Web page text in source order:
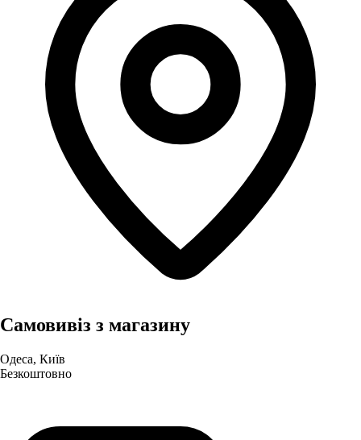
Самовивіз з магазину
Одеса, Київ
Безкоштовно